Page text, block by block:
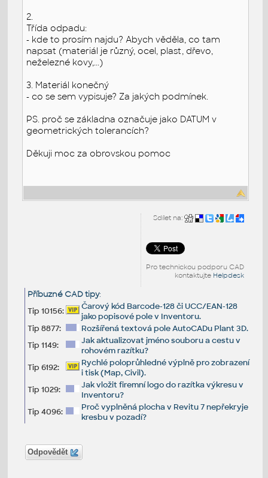
2.
Třída odpadu:
- kde to prosím najdu? Abych věděla, co tam
napsat (materiál je různý, ocel, plast, dřevo,
neželezné kovy,...)
3. Materiál konečný
- co se sem vypisuje? Za jakých podmínek.
PS. proč se základna označuje jako DATUM v
geometrických tolerancích?
Děkuji moc za obrovskou pomoc
Sdílet na:
Pro technickou podporu CAD
kontaktujte Helpdesk
Příbuzné CAD tipy:
Tip 10156:
Čarový kód Barcode-128 či UCC/EAN-128
jako popisové pole v Inventoru.
Tip 8877:
Rozšířená textová pole AutoCADu Plant 3D.
Tip 1149:
Jak aktualizovat jméno souboru a cestu v
rohovém razítku?
Tip 6192:
Rychlé poloprůhledné výplně pro zobrazení
i tisk (Map, Civil).
Tip 1029:
Jak vložit firemní logo do razítka výkresu v
Inventoru?
Tip 4096:
Proč vyplněná plocha v Revitu 7 nepřekryje
kresbu v pozadí?
Odpovědět